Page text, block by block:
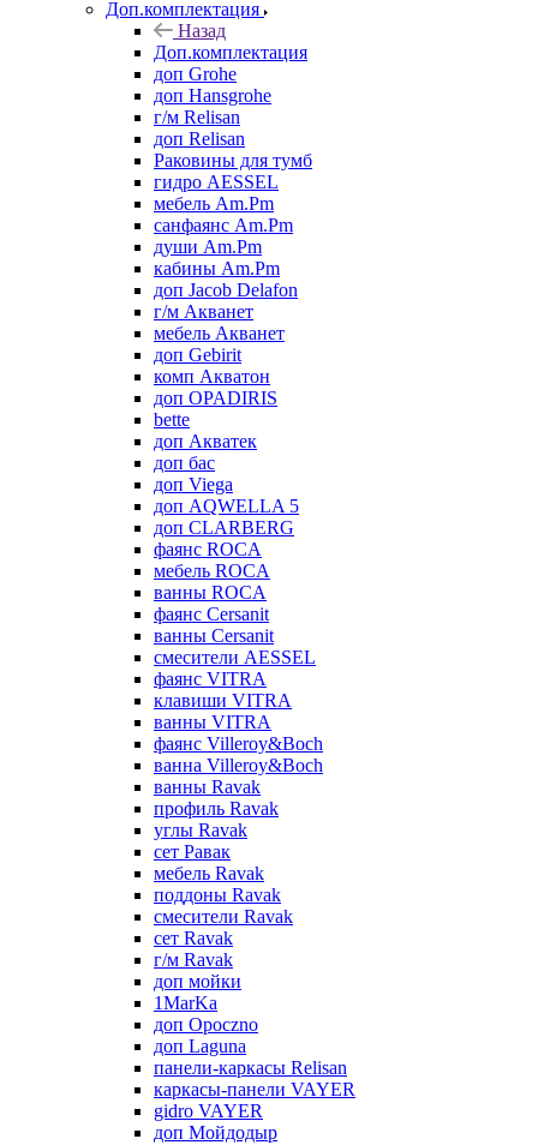
Доп.комплектация
Назад
Доп.комплектация
доп Grohe
доп Hansgrohe
г/м Relisan
доп Relisan
Раковины для тумб
гидро AESSEL
мебель Am.Pm
санфаянс Am.Pm
души Am.Pm
кабины Am.Pm
доп Jacob Delafon
г/м Акванет
мебель Акванет
доп Gebirit
комп Акватон
доп OPADIRIS
bette
доп Акватек
доп бас
доп Viega
доп AQWELLA 5
доп CLARBERG
фаянс ROCA
мебель ROCA
ванны ROCA
фаянс Cersanit
ванны Cersanit
смесители AESSEL
фаянс VITRA
клавиши VITRA
ванны VITRA
фаянс Villeroy&Boch
ванна Villeroy&Boch
ванны Ravak
профиль Ravak
углы Ravak
сет Равак
мебель Ravak
поддоны Ravak
смесители Ravak
сет Ravak
г/м Ravak
доп мойки
1MarKa
доп Opoczno
доп Laguna
панели-каркасы Relisan
каркасы-панели VAYER
gidro VAYER
доп Мойдодыр